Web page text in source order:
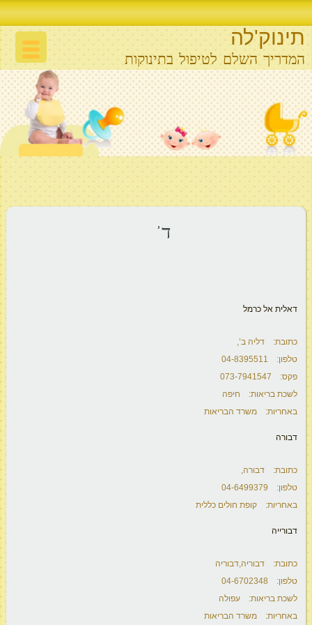
תינוק'לה
המדריך השלם לטיפול בתינוקות
ד’
דאלית אל כרמל
כתובת: דליה ב’,
טלפון: 04-8395511
פקס: 073-7941547
לשכת בריאות: חיפה
באחריות: משרד הבריאות
דבורה
כתובת: דבורה,
טלפון: 04-6499379
באחריות: קופת חולים כללית
דבורייה
כתובת: דבוריה,דבוריה
טלפון: 04-6702348
לשכת בריאות: עפולה
באחריות: משרד הבריאות